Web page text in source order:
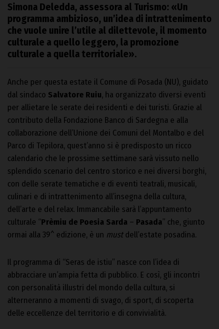
Simona Deledda, assessora al Turismo: «Un
programma ambizioso, un’idea di intrattenimento
che vuole unire l’utile al dilettevole, il momento
culturale a quello leggero, la promozione
culturale a quella territoriale».
Anche per questa estate il Comune di Posada (NU), guidato
dal sindaco Salvatore Ruiu, ha organizzato diversi eventi
per allietare le serate dei residenti e dei turisti. Grazie al
contributo della Fondazione Banco di Sardegna e alla
collaborazione dell’Unione dei Comuni del Montalbo e del
Parco di Tepilora, quest’anno si è predisposto un ricco
calendario che le prossime settimane sarà vissuto nello
splendido scenario del centro storico e nei diversi borghi,
con delle serate tematiche e di eventi teatrali, musicali,
culinari e di intrattenimento all’insegna della cultura,
dell’arte e del relax. Immancabile sarà l’appuntamento
culturale “Prèmiu de Poesia Sarda – Pasada” che, giunto
ormai alla 39^ edizione, è un mustdell’estate posadina.
Il programma di “Seras de istiu” nasce con l’idea di
abbracciare un’ampia fetta di pubblico. E così, gli incontri
con personalità illustri del mondo della cultura, si
alterneranno a momenti di svago, di sport, di scoperta
delle eccellenze del territorio e di convivialità.